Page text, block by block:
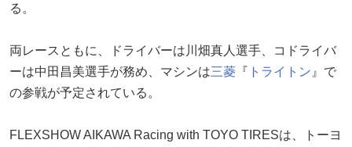
る。
両レースともに、ドライバーは川畑真人選手、コドライバ
ーは中田昌美選手が務め、マシンは三菱 『 トライトン 』で
の参戦が予定されている。
FLEXSHOW AIKAWA Racing with TOYO TIRESは、トーヨ